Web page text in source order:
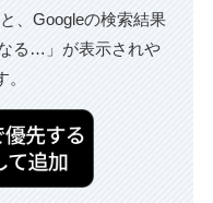
、Googleの検索結果
る…」が表示されや